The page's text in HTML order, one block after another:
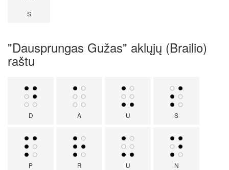
S
"Dausprungas Gužas" aklųjų (Brailio)
raštu
D A U S
P R U N